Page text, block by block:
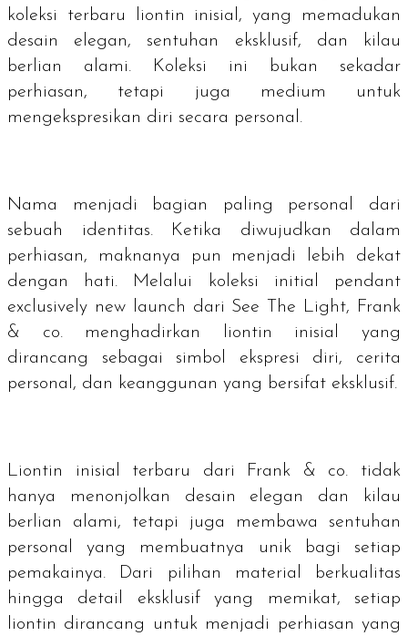
koleksi terbaru liontin inisial, yang memadukan
desain elegan, sentuhan eksklusif, dan kilau
berlian alami. Koleksi ini bukan sekadar
perhiasan, tetapi juga medium untuk
mengekspresikan diri secara personal.
Nama menjadi bagian paling personal dari
sebuah identitas. Ketika diwujudkan dalam
perhiasan, maknanya pun menjadi lebih dekat
dengan hati. Melalui koleksi initial pendant
exclusively new launch dari See The Light, Frank
& co. menghadirkan liontin inisial yang
dirancang sebagai simbol ekspresi diri, cerita
personal, dan keanggunan yang bersifat eksklusif.
Liontin inisial terbaru dari Frank & co. tidak
hanya menonjolkan desain elegan dan kilau
berlian alami, tetapi juga membawa sentuhan
personal yang membuatnya unik bagi setiap
pemakainya. Dari pilihan material berkualitas
hingga detail eksklusif yang memikat, setiap
liontin dirancang untuk menjadi perhiasan yang